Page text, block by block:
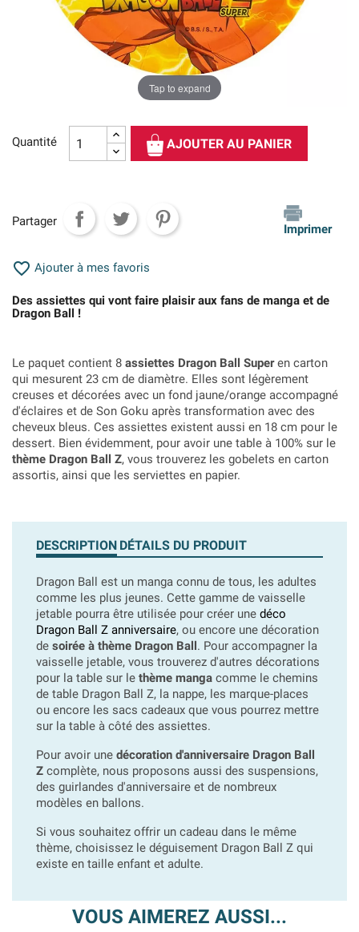
Tap to expand
Quantité AJOUTER AU PANIER
Partager
Imprimer
 Ajouter à mes favoris
Des assiettes qui vont faire plaisir aux fans de manga et de
Dragon Ball !
Le paquet contient 8 assiettes Dragon Ball Superen carton
qui mesurent 23 cm de diamètre. Elles sont légèrement
creuses et décorées avec un fond jaune/orange accompagné
d'éclaires et de Son Goku après transformation avec des
cheveux bleus. Ces assiettes existent aussi en 18 cm pour le
dessert. Bien évidemment, pour avoir une table à 100% sur le
thème Dragon Ball Z, vous trouverez les gobelets en carton
assortis, ainsi que les serviettes en papier.
DESCRIPTION DÉTAILS DU PRODUIT
Dragon Ball est un manga connu de tous, les adultes
comme les plus jeunes. Cette gamme de vaisselle
jetable pourra être utilisée pour créer une déco
Dragon Ball Z anniversaire, ou encore une décoration
de soirée à thème Dragon Ball. Pour accompagner la
vaisselle jetable, vous trouverez d'autres décorations
pour la table sur le thème manga comme le chemins
de table Dragon Ball Z, la nappe, les marque-places
ou encore les sacs cadeaux que vous pourrez mettre
sur la table à côté des assiettes.
Pour avoir une décoration d'anniversaire Dragon Ball
Z complète, nous proposons aussi des suspensions,
des guirlandes d'anniversaire et de nombreux
modèles en ballons.
Si vous souhaitez offrir un cadeau dans le même
thème, choisissez le déguisement Dragon Ball Z qui
existe en taille enfant et adulte.
VOUS AIMEREZ AUSSI...